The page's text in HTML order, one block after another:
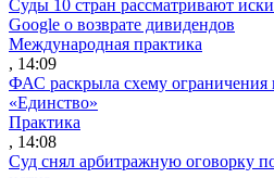
Суды 10 стран рассматривают
Google о возврате дивидендов
Международная практика
, 14:09
ФАС раскрыла схему
«Единство»
Практика
, 14:08
Суд снял арбитражную оговорку